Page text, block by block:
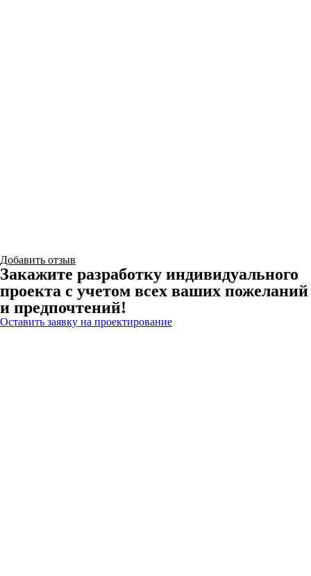
Добавить отзыв
Закажите разработку индивидуального
проекта с учетом всех ваших пожеланий
и предпочтений!
Оставить заявку на проектирование